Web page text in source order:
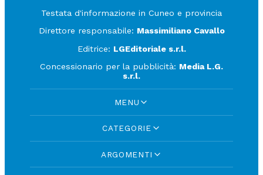
Testata d'informazione in Cuneo e provincia
Direttore responsabile: Massimiliano Cavallo
Editrice: LGEditoriale s.r.l.
Concessionario per la pubblicità: Media L.G.
s.r.l.
MENU
CATEGORIE
ARGOMENTI